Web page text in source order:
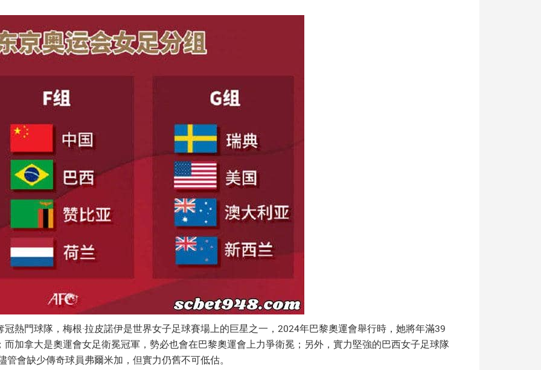
熱門球隊，梅根·拉皮諾伊是世界女子足球賽場上的巨星之一，2024年巴黎奧運會舉行時，她將年滿39
而加拿大是奧運會女足衛冕冠軍，勢必也會在巴黎奧運會上力爭衛冕；另外，實力堅強的巴西女子足球隊
會缺少傳奇球員弗爾米加，但實力仍舊不可低估。